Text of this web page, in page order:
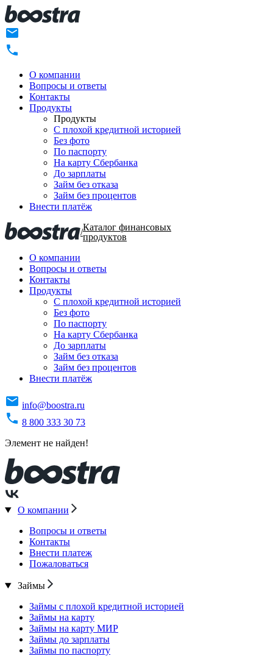
О компании
Вопросы и ответы
Контакты
Продукты
Продукты
C плохой кредитной историей
Без фото
По паспорту
На карту Сбербанка
До зарплаты
Займ без отказа
Займ без процентов
Внести платёж
/Каталог финансовых
продуктов
О компании
Вопросы и ответы
Контакты
Продукты
C плохой кредитной историей
Без фото
По паспорту
На карту Сбербанка
До зарплаты
Займ без отказа
Займ без процентов
Внести платёж
info@boostra.ru
8 800 333 30 73
Элемент не найден!
О компании
Вопросы и ответы
Контакты
Внести платеж
Пожаловаться
Займы
Займы с плохой кредитной историей
Займы на карту
Займы на карту МИР
Займы до зарплаты
Займы по паспорту